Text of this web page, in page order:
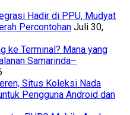
Hadir di PPU, Mudyat
Percontohan Juli 30,
ke Terminal? Mana yang
Samarinda–
Situs Koleksi Nada
Pengguna Android dan